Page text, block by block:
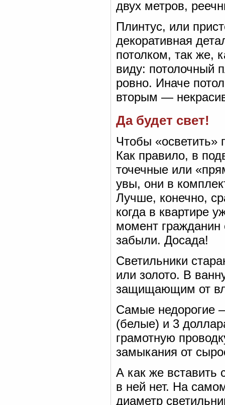
двух метров,
Плинтус, или
декоративная
потолком, так же,
виду: потолочный
ровно. Иначе
вторым —
Да будет свет!
Чтобы «осветить»
Как правило, в
точечные или
увы, они в
Лучше, конечно,
когда в квартире
момент гражданин
забыли. Досада!
Светильники
или золото. В
защищающим от
Самые недорогие
(белые) и 3
грамотную
замыкания от
А как же вставить
в ней нет. На
диаметр